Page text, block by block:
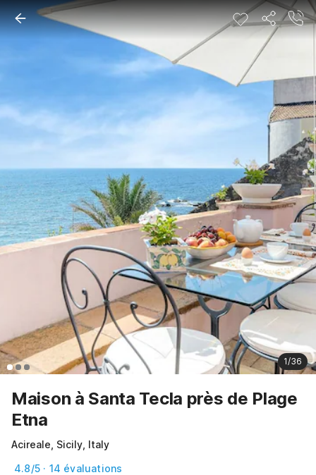
1/36
Maison à Santa Tecla près de Plage
Etna
Acireale, Sicily, Italy
4.8/5 · 14 évaluations